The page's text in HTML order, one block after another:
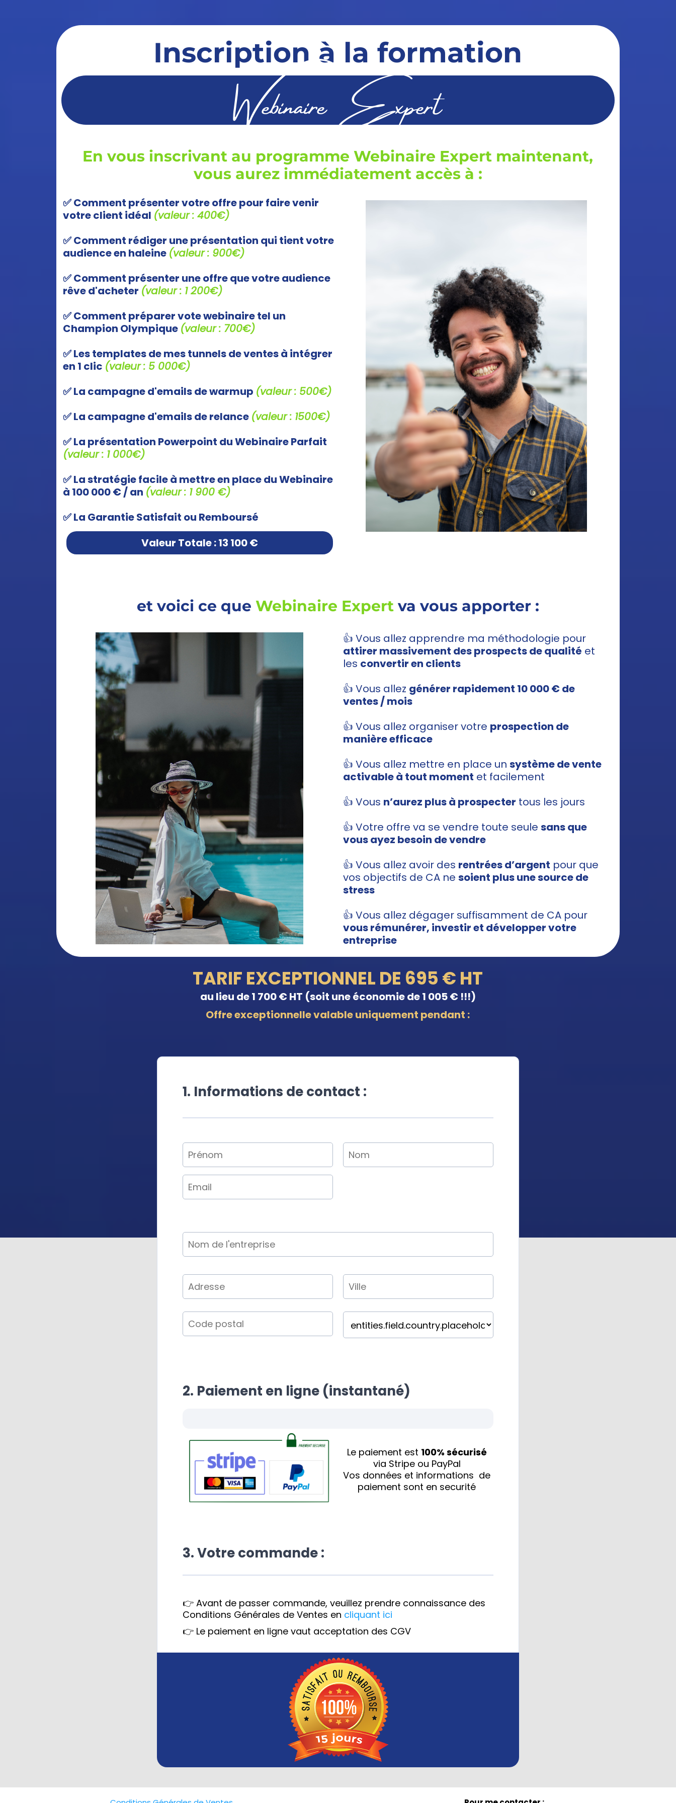
Inscription à la formation
Webinaire Expert
En vous inscrivant au programme Webinaire Expert maintenant,
vous aurez immédiatement accès à :
✅ Comment présenter votre offre pour faire venir
votre client idéal (valeur : 400€)
✅ Comment rédiger une présentation qui tient votre
audience en haleine (valeur : 900€)
✅ Comment présenter une offre que votre audience
rêve d'acheter (valeur : 1 200€)
✅ Comment préparer vote webinaire tel un
Champion Olympique (valeur : 700€)
✅ Les templates de mes tunnels de ventes à intégrer
en 1 clic (valeur : 5 000€)
✅ La campagne d'emails de warmup (valeur : 500€)
✅ La campagne d'emails de relance (valeur : 1500€)
✅ La présentation Powerpoint du Webinaire Parfait
(valeur : 1 000€)
✅ La stratégie facile à mettre en place du Webinaire
à 100 000 € / an (valeur : 1 900 €)
✅ La Garantie Satisfait ou Remboursé
Valeur Totale : 13 100 €
et voici ce que Webinaire Expertva vous apporter :
👍 Vous allez apprendre ma méthodologie pour
attirer massivement des prospects de qualité et
les convertir en clients
👍 Vous allez générer rapidement 10 000 € de
ventes / mois
👍 Vous allez organiser votre prospection de
manière efficace
👍 Vous allez mettre en place un système de vente
activable à tout moment et facilement
👍 Vous n’aurez plus à prospecter tous les jours
👍 Votre offre va se vendre toute seule sans que
vous ayez besoin de vendre
👍 Vous allez avoir des rentrées d’argent pour que
vos objectifs de CA ne soient plus une source de
stress
👍 Vous allez dégager suffisamment de CA pour
vous rémunérer, investir et développer votre
entreprise
TARIF EXCEPTIONNEL DE 695 € HT
au lieu de 1 700 € HT (soit une économie de 1 005 € !!!)
Offre exceptionnelle valable uniquement pendant :
1. Informations de contact :
2. Paiement en ligne (instantané)
Le paiement est 100% sécurisé
via Stripe ou PayPal
Vos données et informations de
paiement sont en securité
3. Votre commande :
👉 Avant de passer commande, veuillez prendre connaissance des
Conditions Générales de Ventes en cliquant ici
👉 Le paiement en ligne vaut acceptation des CGV